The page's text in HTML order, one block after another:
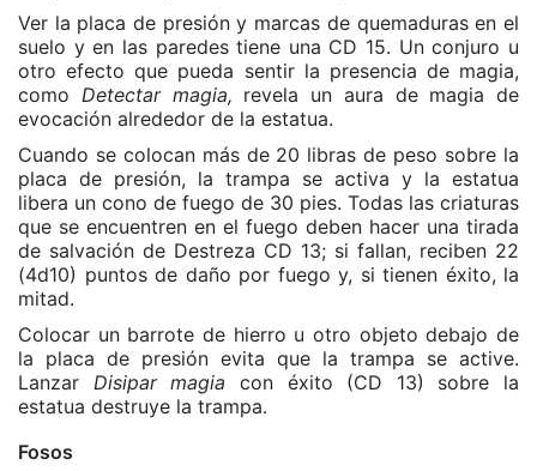
Ver la placa de presión y marcas de quemaduras en el
suelo y en las paredes tiene una CD 15. Un conjuro u
otro efecto que pueda sentir la presencia de magia,
como Detectar magia, revela un aura de magia de
evocación alrededor de la estatua.
Cuando se colocan más de 20 libras de peso sobre la
placa de presión, la trampa se activa y la estatua
libera un cono de fuego de 30 pies. Todas las criaturas
que se encuentren en el fuego deben hacer una tirada
de salvación de Destreza CD 13; si fallan, reciben 22
(4d10) puntos de daño por fuego y, si tienen éxito, la
mitad.
Colocar un barrote de hierro u otro objeto debajo de
la placa de presión evita que la trampa se active.
Lanzar Disipar magia con éxito (CD 13) sobre la
estatua destruye la trampa.
Fosos